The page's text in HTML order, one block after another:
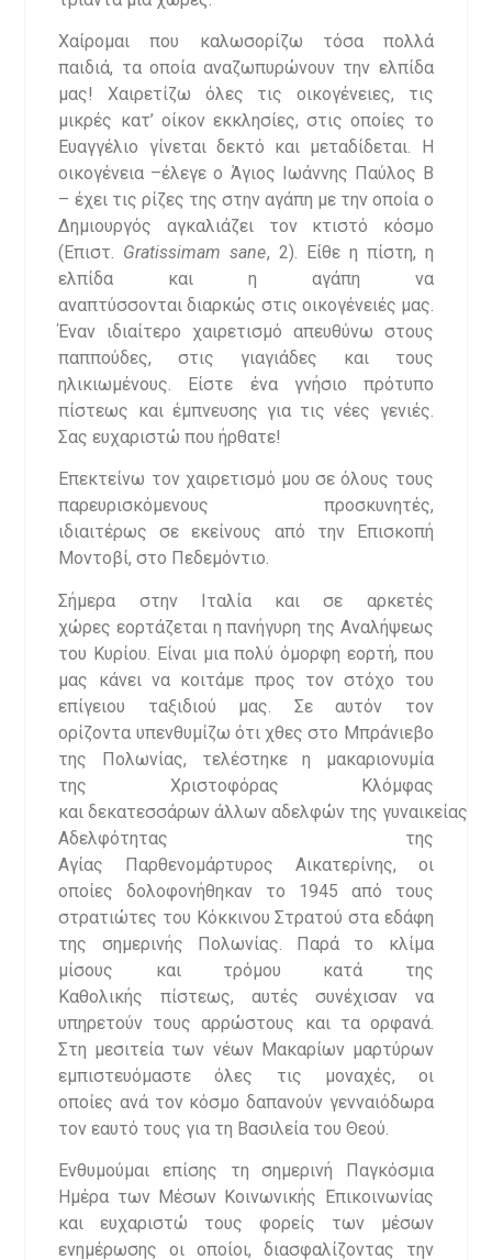
Χαίρομαι που καλωσορίζω τόσα πολλά
παιδιά, τα οποία αναζωπυρώνουν την ελπίδα
μας! Χαιρετίζω όλες τις οικογένειες, τις
μικρές κατ’ οίκον εκκλησίες, στις οποίες το
Ευαγγέλιο γίνεται δεκτό και μεταδίδεται. Η
οικογένεια –έλεγε ο Άγιος Ιωάννης Παύλος Β
– έχει τις ρίζες της στην αγάπη με την οποία ο
Δημιουργός αγκαλιάζει τον κτιστό κόσμο
(Επιστ. Gratissimam sane, 2). Είθε η πίστη, η
ελπίδα και η αγάπη να
αναπτύσσονται διαρκώς στις οικογένειές μας.
Έναν ιδιαίτερο χαιρετισμό απευθύνω στους
παππούδες, στις γιαγιάδες και τους
ηλικιωμένους. Είστε ένα γνήσιο πρότυπο
πίστεως και έμπνευσης για τις νέες γενιές.
Σας ευχαριστώ που ήρθατε!
Επεκτείνω τον χαιρετισμό μου σε όλους τους
παρευρισκόμενους προσκυνητές,
ιδιαιτέρως σε εκείνους από την Επισκοπή
Μοντοβί, στο Πεδεμόντιο.
Σήμερα στην Ιταλία και σε αρκετές
χώρες εορτάζεται η πανήγυρη της Αναλήψεως
του Κυρίου. Είναι μια πολύ όμορφη εορτή, που
μας κάνει να κοιτάμε προς τον στόχο του
επίγειου ταξιδιού μας. Σε αυτόν τον
ορίζοντα υπενθυμίζω ότι χθες στο Μπράνιεβο
της Πολωνίας, τελέστηκε η μακαριονυμία
της Χριστοφόρας Κλόμφας
και δεκατεσσάρων άλλων αδελφών της γυναικείας
Αδελφότητας της
Αγίας Παρθενομάρτυρος Αικατερίνης, οι
οποίες δολοφονήθηκαν το 1945 από τους
στρατιώτες του Κόκκινου Στρατού στα εδάφη
της σημερινής Πολωνίας. Παρά το κλίμα
μίσους και τρόμου κατά της
Καθολικής πίστεως, αυτές συνέχισαν να
υπηρετούν τους αρρώστους και τα ορφανά.
Στη μεσιτεία των νέων Μακαρίων μαρτύρων
εμπιστευόμαστε όλες τις μοναχές, οι
οποίες ανά τον κόσμο δαπανούν γενναιόδωρα
τον εαυτό τους για τη Βασιλεία του Θεού.
Ενθυμούμαι επίσης τη σημερινή Παγκόσμια
Ημέρα των Μέσων Κοινωνικής Επικοινωνίας
και ευχαριστώ τους φορείς των μέσων
ενημέρωσης οι οποίοι, διασφαλίζοντας την